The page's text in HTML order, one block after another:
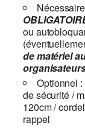
ou
de matériel
Optionnel
de sécurité /
120cm /
rappel